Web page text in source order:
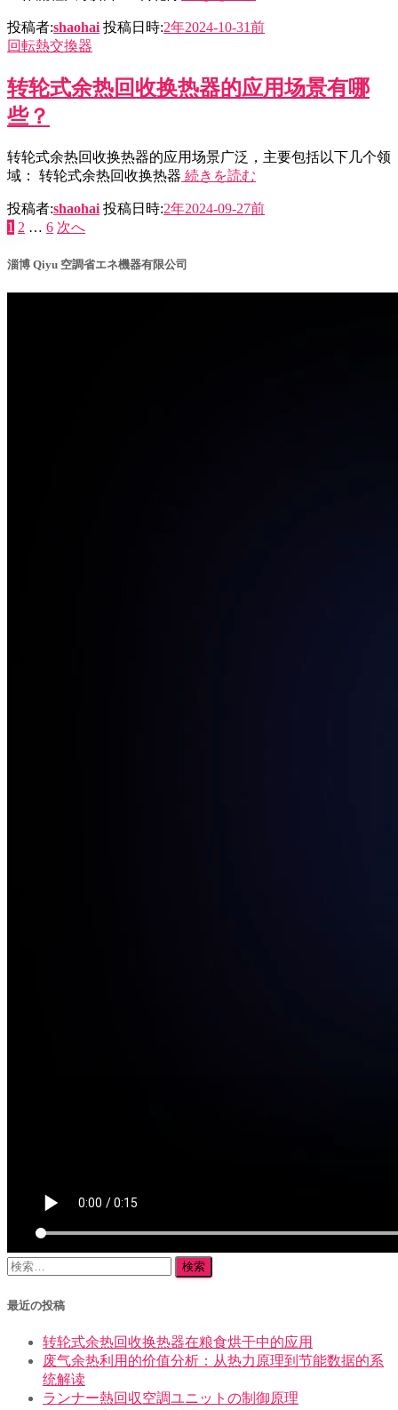
投稿者:shaohai 投稿日時:2年2024-10-31前
回転熱交換器
转轮式余热回收换热器的应用场景有哪
些？
转轮式余热回收换热器的应用场景广泛，主要包括以下几个领
域： 转轮式余热回收换热器 続きを読む
投稿者:shaohai 投稿日時:2年2024-09-27前
投
稿
の
1 2 … 6 次へ
淄博 Qiyu 空調省エネ機器有限公司
検
最近の投稿
转轮式余热回收换热器在粮食烘干中的应用
废气余热利用的价值分析：从热力原理到节能数据的系
统解读
ランナー熱回収空調ユニットの制御原理